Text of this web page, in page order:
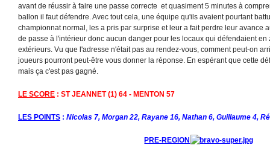
avant de réussir à faire une passe correcte et quasiment 5 minutes à
ballon il faut défendre. Avec tout cela, une équipe qu'ils avaient pourtant
championnat normal, les a pris par surprise et leur a fait perdre leur avance
de passe à l'intérieur donc aucun danger pour les locaux qui défendaient en
extérieurs. Vu que l'adresse n'était pas au rendez-vous, comment peut-on
joueurs pourront peut-être vous donner la réponse. En espérant que cette
mais ça c'est pas gagné.
LE SCORE : ST JEANNET (1) 64 - MENTON 57
LES POINTS : Nicolas 7, Morgan 22, Rayane 16, Nathan 6, Guillaume 4,
PRE-REGION